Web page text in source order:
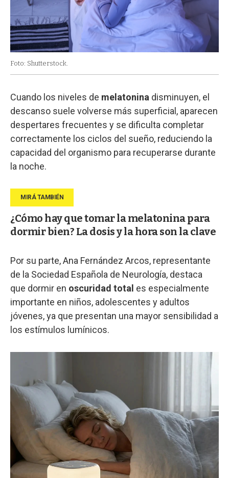
Foto: Shutterstock.
Cuando los niveles de melatonina disminuyen, el
descanso suele volverse más superficial, aparecen
despertares frecuentes y se dificulta completar
correctamente los ciclos del sueño, reduciendo la
capacidad del organismo para recuperarse durante
la noche.
¿Cómo hay que tomar la melatonina para
dormir bien? La dosis y la hora son la clave
Por su parte, Ana Fernández Arcos, representante
de la Sociedad Española de Neurología, destaca
que dormir en oscuridad total es especialmente
importante en niños, adolescentes y adultos
jóvenes, ya que presentan una mayor sensibilidad a
los estímulos lumínicos.